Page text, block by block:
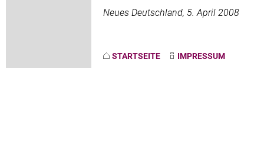
Neues Deutschland, 5. April 2008
STARTSEITE IMPRESSUM